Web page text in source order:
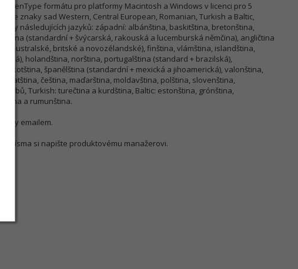
OpenType formátu pro platformy Macintosh a Windows v licenci pro 5
znaky sad Western, Central European, Romanian, Turkish a Baltic,
následujících jazyků: západní: albánština, baskitština, bretonština,
(standardní + švýcarská, rakouská a lucemburská němčina), angličtina
australské, britské a novozélandské), finština, vlámština, islandština,
holandština, norština, portugalština (standard + brazilská),
skotština, španělština (standardní + mexická a jihoamerická), valonština,
čeština, maďarština, moldavština, polština, slovenština,
Srbů, Turkish: turečtina a kurdština, Baltic: estonština, grónština,
a rumunština.
emailem.
písma si napište produktovému manažerovi.